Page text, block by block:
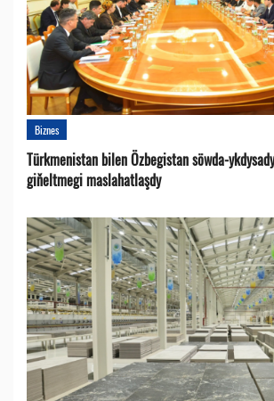
Biznes
Türkmenistan bilen Özbegistan söwda-
giňeltmegi maslahatlaşdy